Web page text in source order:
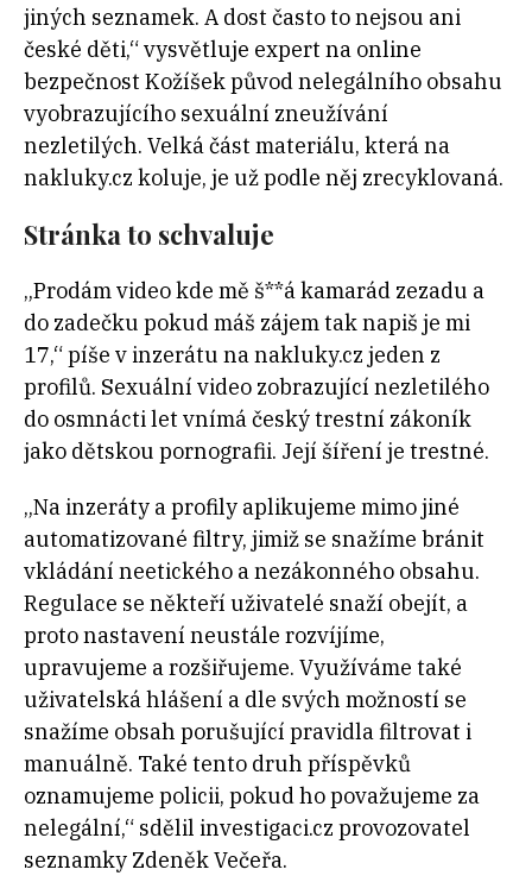
jiných seznamek. A dost často to nejsou ani
české děti,“ vysvětluje expert na online
bezpečnost Kožíšek původ nelegálního obsahu
vyobrazujícího sexuální zneužívání
nezletilých. Velká část materiálu, která na
nakluky.cz koluje, je už podle něj zrecyklovaná.
Stránka to schvaluje
„Prodám video kde mě š**á kamarád zezadu a
do zadečku pokud máš zájem tak napiš je mi
17,“ píše v inzerátu na nakluky.cz jeden z
profilů. Sexuální video zobrazující nezletilého
do osmnácti let vnímá český trestní zákoník
jako dětskou pornografii. Její šíření je trestné.
„Na inzeráty a profily aplikujeme mimo jiné
automatizované filtry, jimiž se snažíme bránit
vkládání neetického a nezákonného obsahu.
Regulace se někteří uživatelé snaží obejít, a
proto nastavení neustále rozvíjíme,
upravujeme a rozšiřujeme. Využíváme také
uživatelská hlášení a dle svých možností se
snažíme obsah porušující pravidla filtrovat i
manuálně. Také tento druh příspěvků
oznamujeme policii, pokud ho považujeme za
nelegální,“ sdělil investigaci.cz provozovatel
seznamky Zdeněk Večeřa.